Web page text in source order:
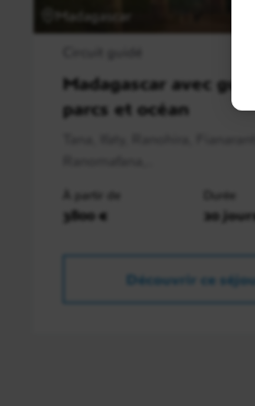
Madagascar
Madagascar avec
parcs et océan
À partir de
3800 €
Durée
20
Découvrir ce